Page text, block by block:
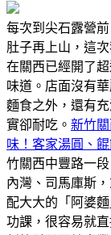
每次到尖石露營
肚子再上山，這
在關西已經開了
味道。店面沒有
麵食之外，還有
實卻耐吃。 新竹
味！客家湯圓、
竹關西中豐路一
內灣、司馬庫斯
配大大的「阿婆
功課，很容易就